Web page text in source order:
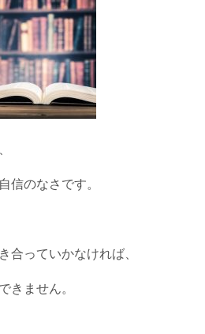
信のなさです。
合っていかなければ、
きません。